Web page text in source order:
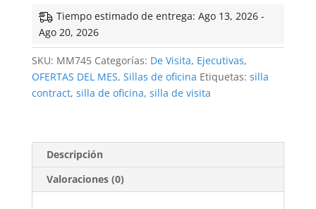
Tiempo estimado de entrega: Ago 13, 2026 -
Ago 20, 2026
SKU: MM745 Categorías: De Visita, Ejecutivas,
OFERTAS DEL MES, Sillas de oficina Etiquetas: silla
contract, silla de oficina, silla de visita
Descripción
Valoraciones (0)